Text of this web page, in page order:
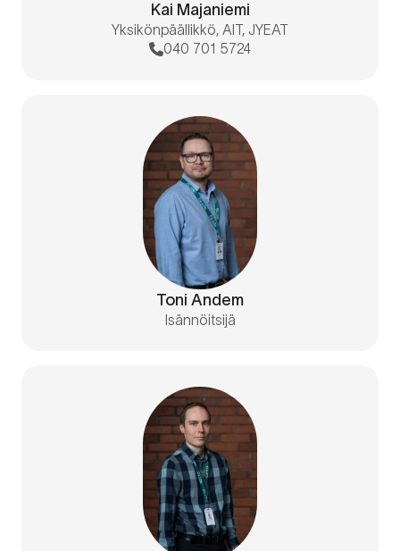
Kai Majaniemi
Yksikönpäällikkö, AIT, JYEAT
040 701 5724
Toni Andem
Isännöitsijä